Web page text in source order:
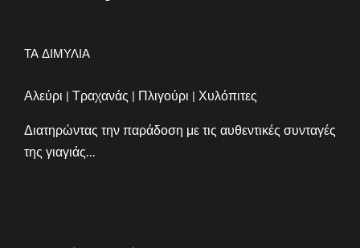
ΤΑ ΔΙΜΥΛΙΑ
Αλεύρι | Τραχανάς | Πλιγούρι | Χυλόπιτες
Διατηρώντας την παράδοση με τις αυθεντικές συνταγές
της γιαγιάς...